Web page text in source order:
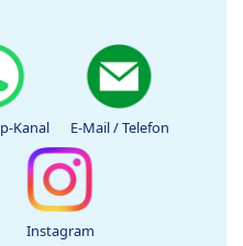
Kanal E-Mail / Telefon
Instagram